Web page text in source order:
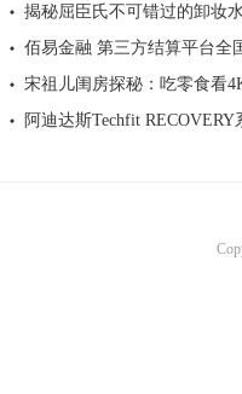
揭秘屈臣氏不可错过的卸妆
佰易金融 第三方结算平台全
宋祖儿闺房探秘：吃零食看
阿迪达斯Techfit